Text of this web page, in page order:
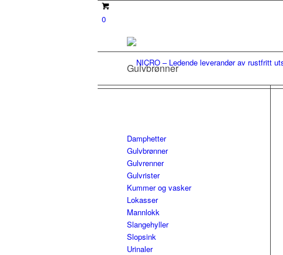
0
Gulvbrønner
Damphetter
Gulvbrønner
Gulvrenner
Gulvrister
Kummer og vasker
Lokasser
Mannlokk
Slangehyller
Slopsink
Urinaler